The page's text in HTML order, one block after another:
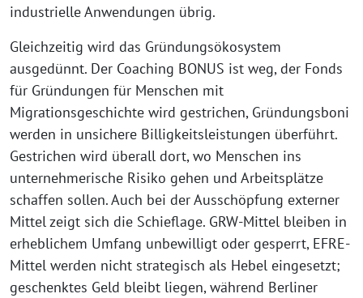
industrielle Anwendungen übrig.
Gleichzeitig wird das Gründungsökosystem
ausgedünnt. Der Coaching BONUS ist weg, der Fonds
für Gründungen für Menschen mit
Migrationsgeschichte wird gestrichen, Gründungsboni
werden in unsichere Billigkeitsleistungen überführt.
Gestrichen wird überall dort, wo Menschen ins
unternehmerische Risiko gehen und Arbeitsplätze
schaffen sollen. Auch bei der Ausschöpfung externer
Mittel zeigt sich die Schieflage. GRW-Mittel bleiben in
erheblichem Umfang unbewilligt oder gesperrt, EFRE-
Mittel werden nicht strategisch als Hebel eingesetzt;
geschenktes Geld bleibt liegen, während Berliner